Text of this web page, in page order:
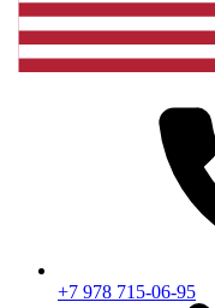
+7 978 715-06-95